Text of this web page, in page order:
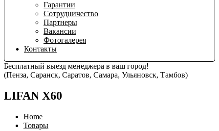
Гарантии
Сотрудничество
Партнеры
Вакансии
Фотогалерея
Контакты
Бесплатный выезд менеджера в ваш город!
(Пенза, Саранск, Саратов, Самара, Ульяновск, Тамбов)
LIFAN X60
Home
Товары